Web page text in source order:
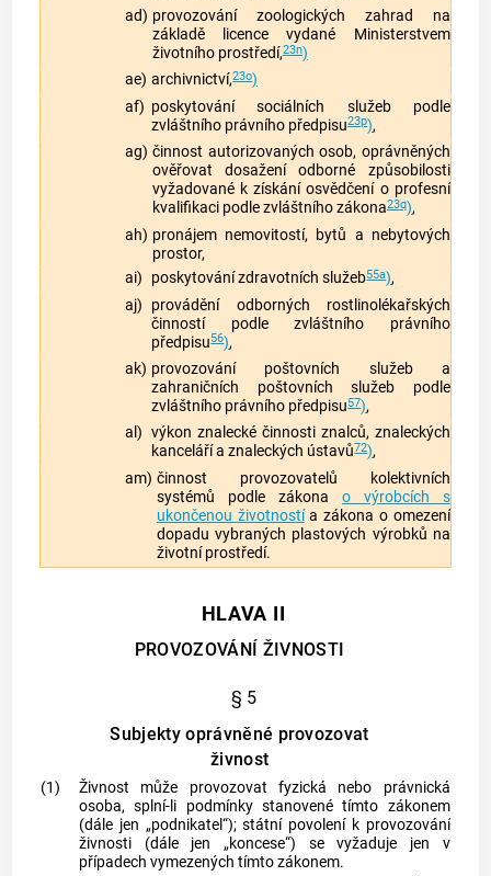
ad) provozování zoologických zahrad na
základě licence vydané Ministerstvem
životního prostředí,23n)
ae) archivnictví,23o)
af) poskytování sociálních služeb podle
zvláštního právního předpisu23p),
ag) činnost autorizovaných osob, oprávněných
ověřovat dosažení odborné způsobilosti
vyžadované k získání osvědčení o profesní
kvalifikaci podle zvláštního zákona23q),
ah) pronájem nemovitostí, bytů a nebytových
prostor,
ai) poskytování zdravotních služeb55a),
aj) provádění odborných rostlinolékařských
činností podle zvláštního právního
předpisu56),
ak) provozování poštovních služeb a
zahraničních poštovních služeb podle
zvláštního právního předpisu57),
al) výkon znalecké činnosti znalců, znaleckých
kanceláří a znaleckých ústavů72),
am) činnost provozovatelů kolektivních
systémů podle zákona o výrobcích s
ukončenou životnostía zákona o omezení
dopadu vybraných plastových výrobků na
životní prostředí.
HLAVA II
PROVOZOVÁNÍ ŽIVNOSTI
§ 5
Subjekty oprávněné provozovat
živnost
(1) Živnost může provozovat fyzická nebo právnická
osoba, splní-li podmínky stanovené tímto zákonem
(dále jen „podnikatel“); státní povolení k provozování
živnosti(dále jen „koncese“) se vyžaduje jen v
případech vymezených tímto zákonem.